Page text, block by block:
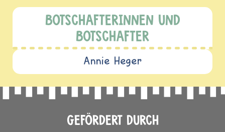
BOTSCHAFTERINNEN UND
BOTSCHAFTER
Annie Heger
GEFÖRDERT DURCH